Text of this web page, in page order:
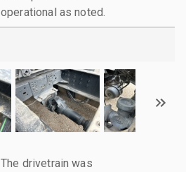
operational as noted.
The drivetrain was